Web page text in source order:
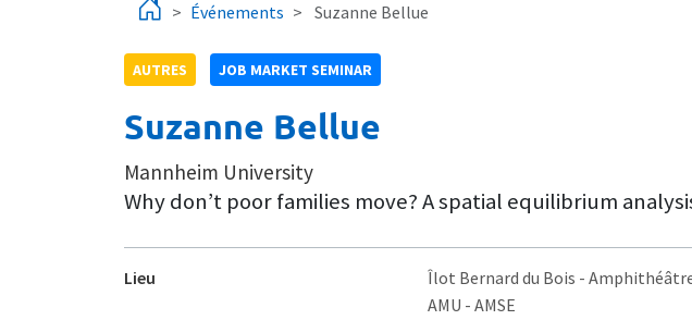
Événements Suzanne Bellue
AUTRES JOB MARKET SEMINAR
Suzanne Bellue
Mannheim University
Why don’t poor families move? A spatial equilibrium
Lieu Îlot Bernard du Bois -
AMU - AMSE